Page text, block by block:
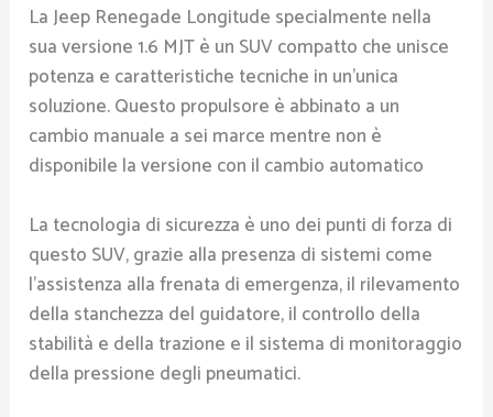
La Jeep Renegade Longitude specialmente nella
sua versione 1.6 MJT è un SUV compatto che unisce
potenza e caratteristiche tecniche in un’unica
soluzione. Questo propulsore è abbinato a un
cambio manuale a sei marce mentre non è
disponibile la versione con il cambio automatico
La tecnologia di sicurezza è uno dei punti di forza di
questo SUV, grazie alla presenza di sistemi come
l’assistenza alla frenata di emergenza, il rilevamento
della stanchezza del guidatore, il controllo della
stabilità e della trazione e il sistema di monitoraggio
della pressione degli pneumatici.